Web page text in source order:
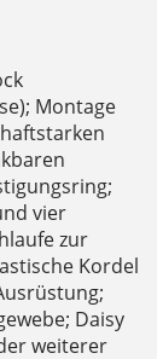
Montage
vier
zur
Kordel
Daisy
weiterer